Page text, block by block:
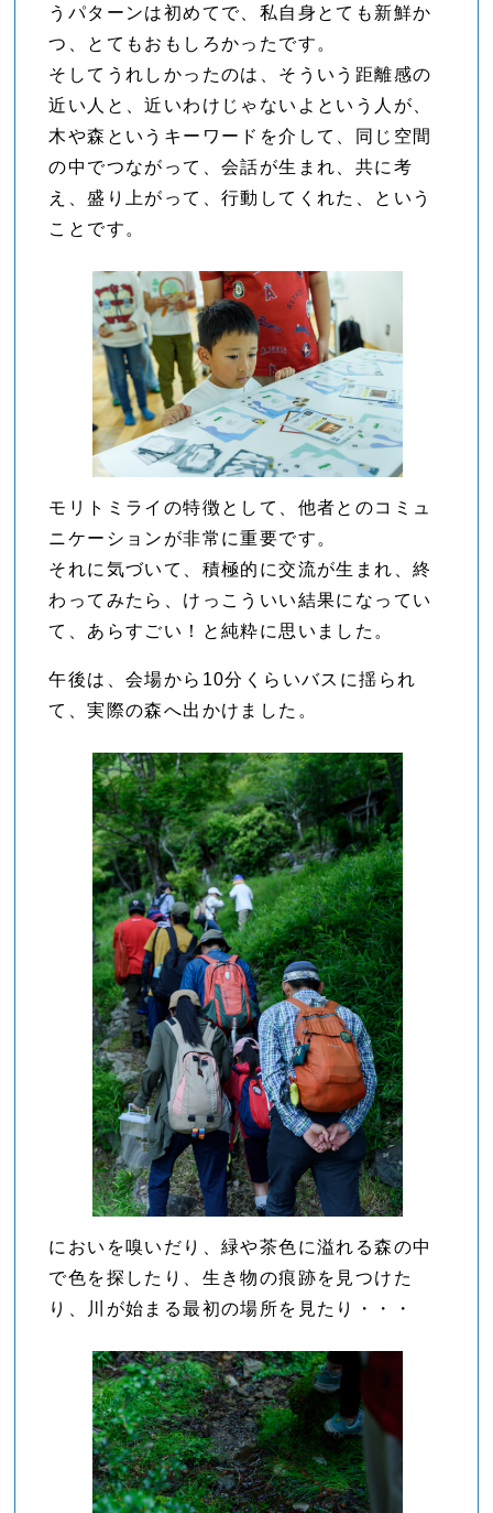
うパターンは初めてで、私自身とても新鮮か
つ、とてもおもしろかったです。
そしてうれしかったのは、そういう距離感の
近い人と、近いわけじゃないよという人が、
木や森というキーワードを介して、同じ空間
の中でつながって、会話が生まれ、共に考
え、盛り上がって、行動してくれた、という
ことです。
モリトミライの特徴として、他者とのコミュ
ニケーションが非常に重要です。
それに気づいて、積極的に交流が生まれ、終
わってみたら、けっこういい結果になってい
て、あらすごい！と純粋に思いました。
午後は、会場から10分くらいバスに揺られ
て、実際の森へ出かけました。
においを嗅いだり、緑や茶色に溢れる森の中
で色を探したり、生き物の痕跡を見つけた
り、川が始まる最初の場所を見たり・・・